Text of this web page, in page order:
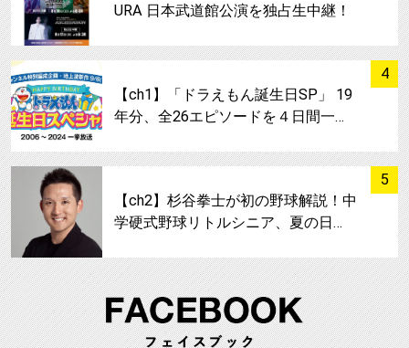
URA 日本武道館公演を独占生中継！
4
【ch1】「ドラえもん誕生日SP」 19
年分、全26エピソードを４日間一…
5
【ch2】杉谷拳士が初の野球解説！中
学硬式野球リトルシニア、夏の日…